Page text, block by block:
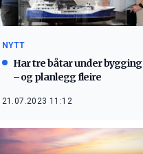
NYTT
Har tre båtar under bygging
– og planlegg fleire
21.07.2023 11:12